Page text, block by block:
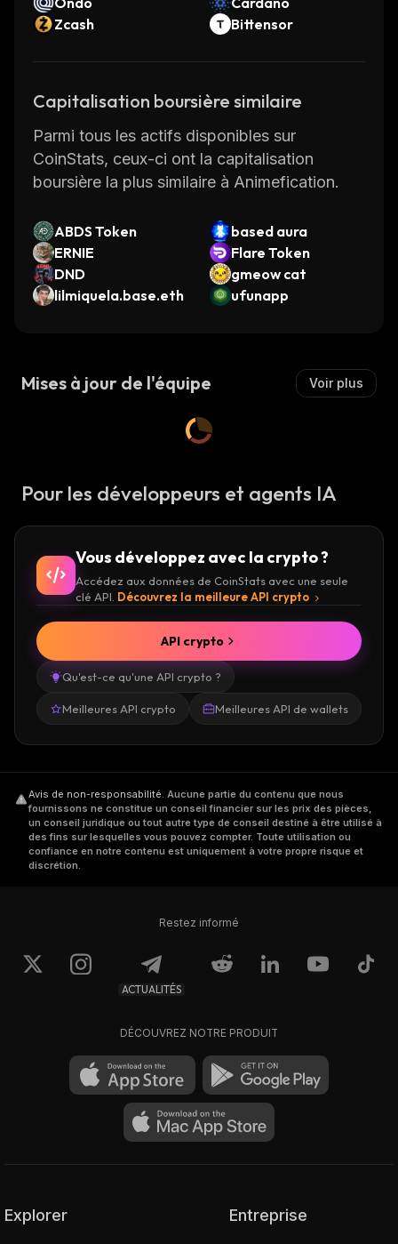
Zcash
Bittensor
Capitalisation boursière similaire
Parmi tous les actifs disponibles sur
CoinStats, ceux-ci ont la capitalisation
boursière la plus similaire à Animefication.
ABDS Token
based aura
ERNIE
Flare Token
DND
gmeow cat
lilmiquela.base.eth
ufunapp
Mises à jour de l'équipe Voir plus
Pour les développeurs et agents IA
Vous développez avec la crypto ?
Accédez aux données de CoinStats avec une seule
clé API. Découvrez la meilleure API crypto
Qu'est-ce qu'une API crypto ?
Meilleures API crypto Meilleures API de wallets
API crypto
Avis de non-responsabilité. Aucune partie du contenu que nous
fournissons ne constitue un conseil financier sur les prix des pièces,
un conseil juridique ou tout autre type de conseil destiné à être utilisé à
des fins sur lesquelles vous pouvez compter. Toute utilisation ou
confiance en notre contenu est uniquement à votre propre risque et
discrétion.
Restez informé
ACTUALITÉS
DÉCOUVREZ NOTRE PRODUIT
Explorer Entreprise